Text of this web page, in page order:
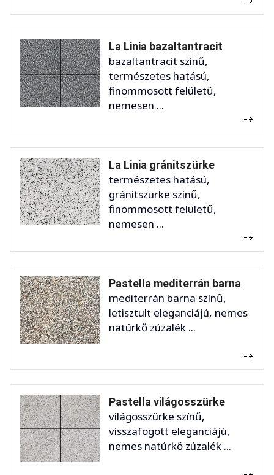
La Linia bazaltantracit
bazaltantracit színű,
természetes hatású,
finommosott felületű,
nemesen ...
La Linia gránitszürke
természetes hatású,
gránitszürke színű,
finommosott felületű,
nemesen ...
Pastella mediterrán barna
mediterrán barna színű,
letisztult eleganciájú, nemes
natúrkő zúzalék ...
Pastella világosszürke
világosszürke színű,
visszafogott eleganciájú,
nemes natúrkő zúzalék ...